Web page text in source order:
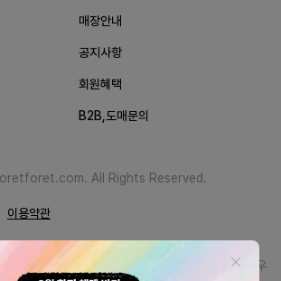
매장안내
공지사항
회원혜택
B2B,도매문의
All Rights Reserved.
이용약관
브랜드 본사와의 직거래를 통한 정품만을 취급합니
정품인증서를 발급받고 있습니다. 정품이 아닐 경우